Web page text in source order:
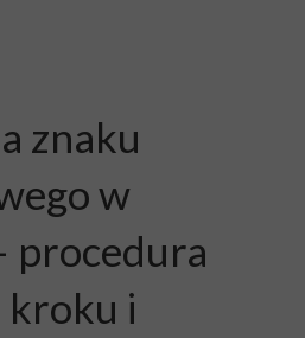
znaku
w
procedura
kroku i